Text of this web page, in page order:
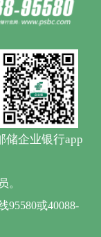
储企业银行app
。
95580或40088-